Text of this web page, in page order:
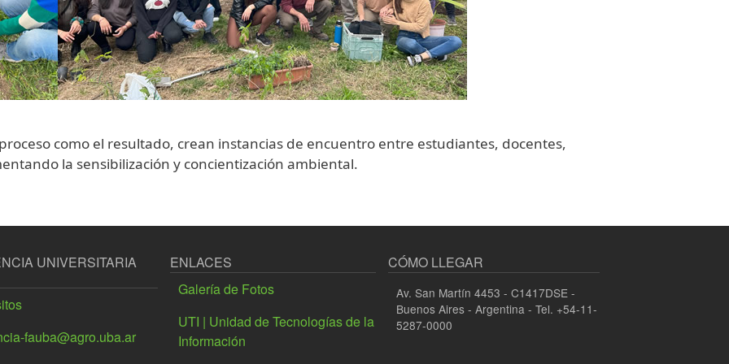
como el resultado, crean instancias de encuentro entre estudiantes, docentes,
la sensibilización y concientización ambiental.
UNIVERSITARIA
fauba@agro.uba.ar
ENLACES
Galería de Fotos
UTI | Unidad de Tecnologías de la
Información
CÓMO LLEGAR
Av. San Martín 4453 - C1417DSE -
Buenos Aires - Argentina - Tel. +54-11-
5287-0000